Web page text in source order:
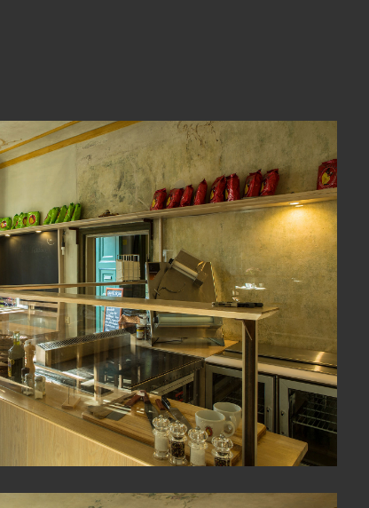
View Fullscreen